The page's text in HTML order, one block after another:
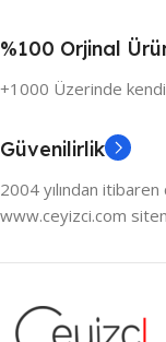
%100 Orjinal
+1000 Üzerinde
Güvenilirlik
2004 yılından
www.ceyizci.com